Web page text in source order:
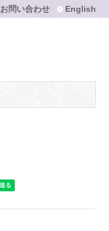
お問い合わせ English